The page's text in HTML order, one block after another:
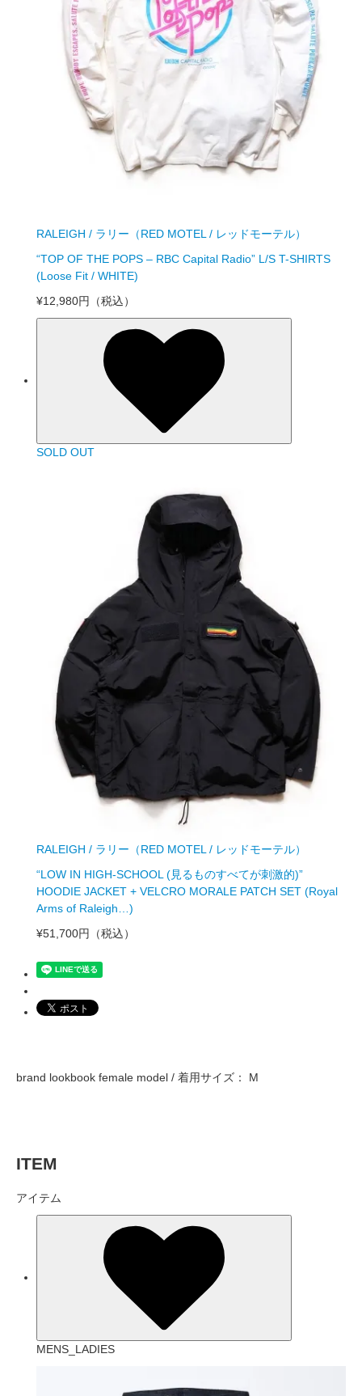
RALEIGH / ラリー（RED MOTEL / レッドモーテル）
“TOP OF THE POPS – RBC Capital Radio” L/S T-SHIRTS
(Loose Fit / WHITE)
¥12,980円
（税込）
SOLD OUT
RALEIGH / ラリー（RED MOTEL / レッドモーテル）
“LOW IN HIGH-SCHOOL (見るものすべてが刺激的)”
HOODIE JACKET + VELCRO MORALE PATCH SET (Royal
Arms of Raleigh…)
¥51,700円
（税込）
brand lookbook female model / 着用サイズ： M
ITEM
アイテム
MENS_LADIES